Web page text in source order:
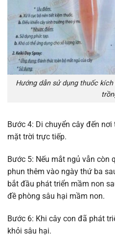
Hướng dẫn sử dụng thuốc
Bước 4: Di chuyển cây đến
mặt trời trực tiếp.
Bước 5: Nếu mắt ngủ vẫn còn
phun thêm vào ngày thứ ba
bắt đầu phát triển mầm non
đề phòng sâu hại mầm non.
Bước 6: Khi cây con đã phát
khỏi sâu hại.